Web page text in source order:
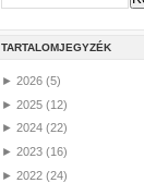
TARTALOMJEGYZÉK
► 2026 (5)
► 2025 (12)
► 2024 (22)
► 2023 (16)
► 2022 (24)